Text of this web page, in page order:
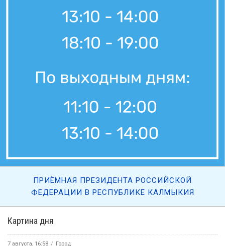
Картина дня
7 августа, 16:58 Город
ПРИЁМНАЯ ПРЕЗИДЕНТА РОССИЙСКОЙ
ФЕДЕРАЦИИ В РЕСПУБЛИКЕ КАЛМЫКИЯ